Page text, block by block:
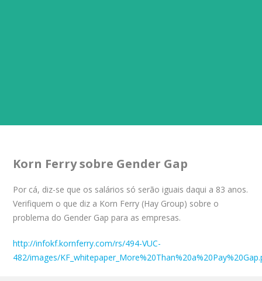
Korn Ferry sobre Gender Gap
Por cá, diz-se que os salários só serão iguais daqui a 83 anos.
Verifiquem o que diz a Korn Ferry (Hay Group) sobre o
problema do Gender Gap para as empresas.
http://infokf.kornferry.com/rs/494-VUC-
482/images/